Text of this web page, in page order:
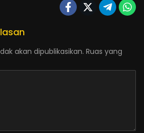
akan dipublikasikan. Ruas yang